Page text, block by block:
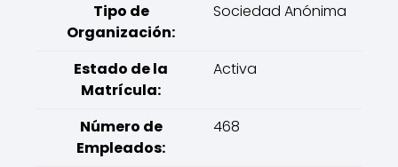
Tipo de
Organización:
Sociedad Anónima
Estado de la
Matrícula:
Activa
Número de
Empleados:
468